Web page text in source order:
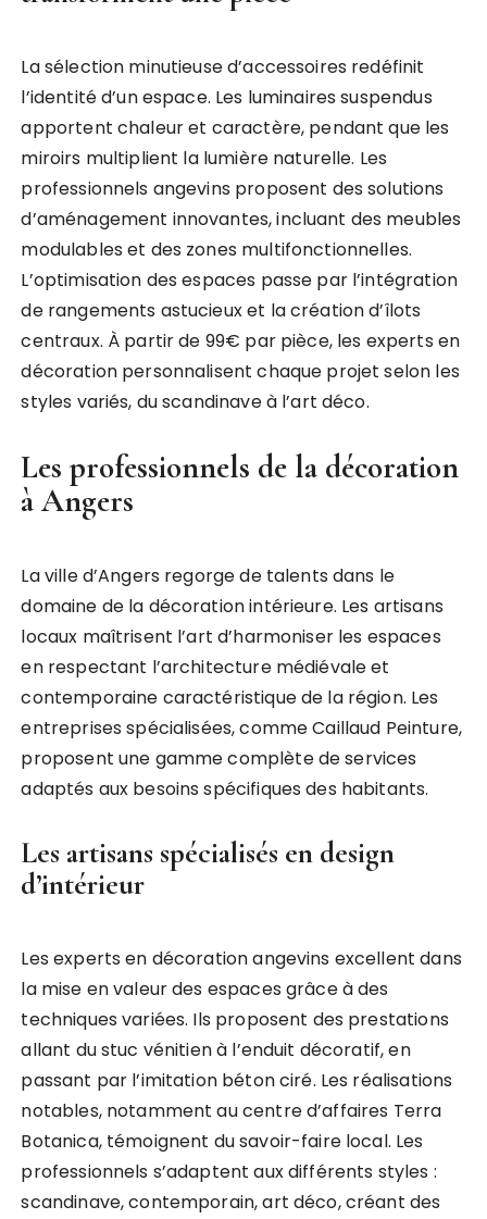
La sélection minutieuse d’accessoires redéfinit
l’identité d’un espace. Les luminaires suspendus
apportent chaleur et caractère, pendant que les
miroirs multiplient la lumière naturelle. Les
professionnels angevins proposent des solutions
d’aménagement innovantes, incluant des meubles
modulables et des zones multifonctionnelles.
L’optimisation des espaces passe par l’intégration
de rangements astucieux et la création d’îlots
centraux. À partir de 99€ par pièce, les experts en
décoration personnalisent chaque projet selon les
styles variés, du scandinave à l’art déco.
Les professionnels de la décoration
à Angers
La ville d’Angers regorge de talents dans le
domaine de la décoration intérieure. Les artisans
locaux maîtrisent l’art d’harmoniser les espaces
en respectant l’architecture médiévale et
contemporaine caractéristique de la région. Les
entreprises spécialisées, comme Caillaud Peinture,
proposent une gamme complète de services
adaptés aux besoins spécifiques des habitants.
Les artisans spécialisés en design
d’intérieur
Les experts en décoration angevins excellent dans
la mise en valeur des espaces grâce à des
techniques variées. Ils proposent des prestations
allant du stuc vénitien à l’enduit décoratif, en
passant par l’imitation béton ciré. Les réalisations
notables, notamment au centre d’affaires Terra
Botanica, témoignent du savoir-faire local. Les
professionnels s’adaptent aux différents styles :
scandinave, contemporain, art déco, créant des